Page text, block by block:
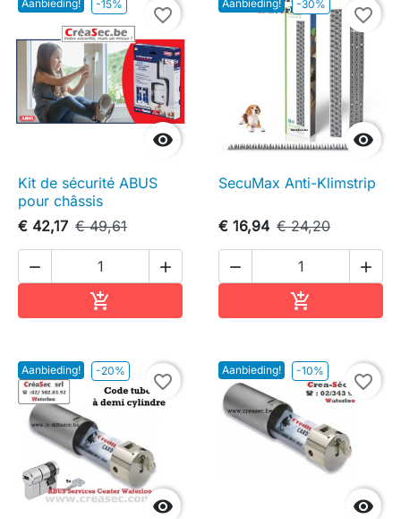
Aanbieding! -15%

favorite_border
Kit de sécurité ABUS
pour châssis
€ 42,17 € 49,61
 

Aanbieding! -30%

favorite_border
SecuMax Anti-Klimstrip
€ 16,94 € 24,20
 

Aanbieding! -20%

favorite_border
Aanbieding! -10%

favorite_border